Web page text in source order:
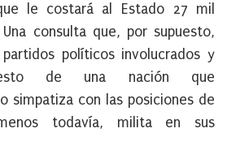
le costará al Estado 27 mil
consulta que, por supuesto,
políticos involucrados y
de una nación que
simpatiza con las posiciones de
todavía, milita en sus